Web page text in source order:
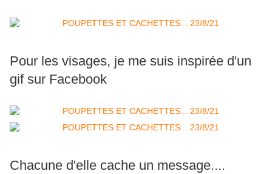
Pour les visages, je me suis inspirée d'un
gif sur Facebook
Chacune d'elle cache un message....